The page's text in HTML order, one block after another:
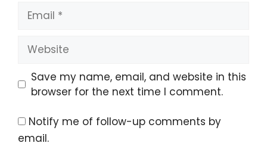
Email
Website
Save my name, email, and website in this
browser for the next time I comment.
Notify me of follow-up comments by
email.